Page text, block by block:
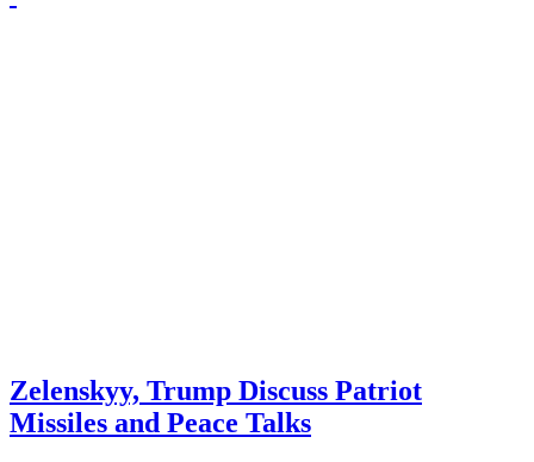
Zelenskyy, Trump Discuss Patriot
Missiles and Peace Talks